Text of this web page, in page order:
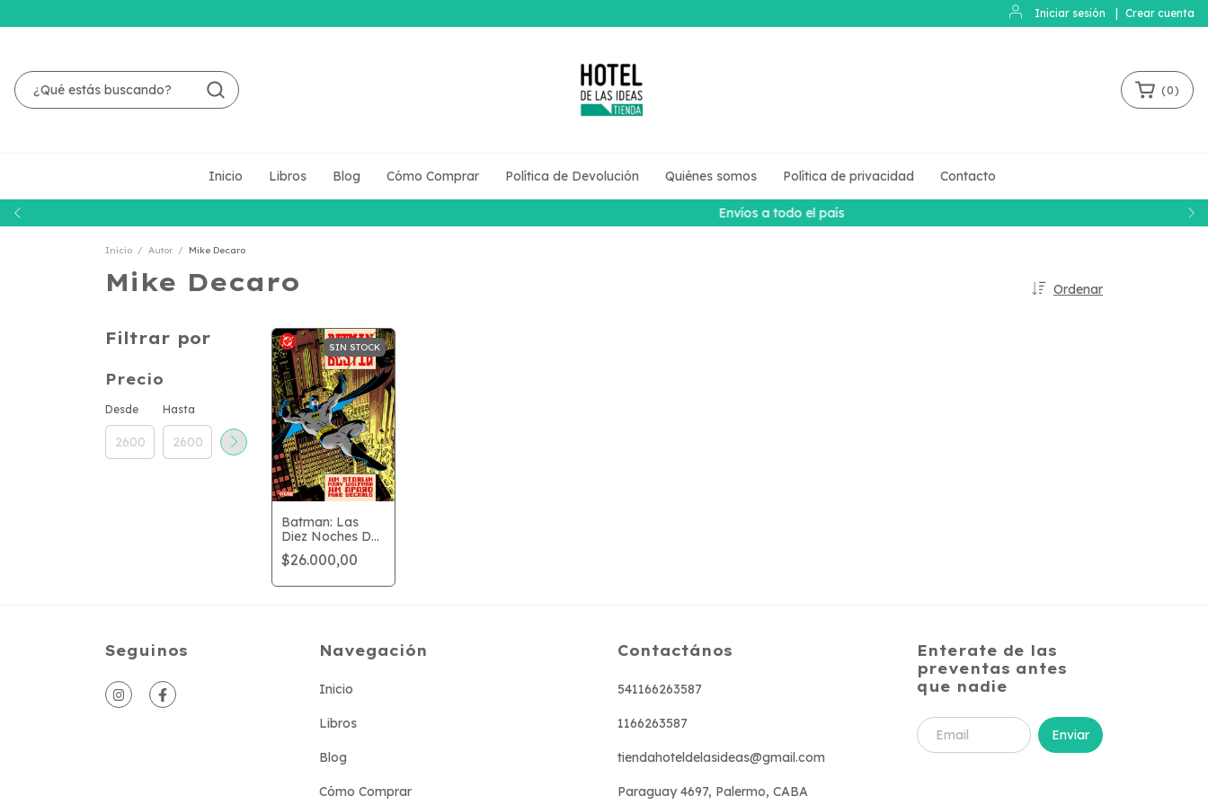
Iniciar sesión Crear cuenta
(0)
Inicio Libros Blog Cómo Comprar Política de Devolución Quiénes somos Política de privacidad Contacto
Inicio / Autor / Mike Decaro
Mike Decaro Ordenar
Filtrar por
Precio
Desde Hasta
SIN STOCK
Batman: Las
Diez Noches De
La Bestia
$26.000,00
Seguinos Navegación
Inicio
Libros
Blog
Cómo Comprar
Contactános
541166263587
1166263587
tiendahoteldelasideas@gmail.com
Paraguay 4697, Palermo, CABA
Enterate de las
preventas antes
que nadie